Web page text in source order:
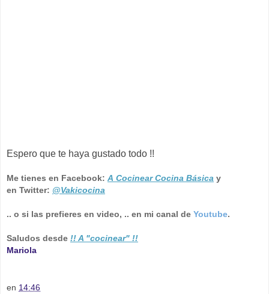
Espero que te haya gustado todo !!
Me tienes en Facebook: A Cocinear Cocina Básica y
en Twitter: @Vakicocina
.. o si las prefieres en video, .. en mi canal de Youtube.
Saludos desde !! A "cocinear" !!
Mariola
en 14:46